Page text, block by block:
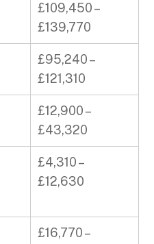
£109,450 –
£139,770
£95,240 –
£121,310
£12,900 –
£43,320
£4,310 –
£12,630
£16,770 –